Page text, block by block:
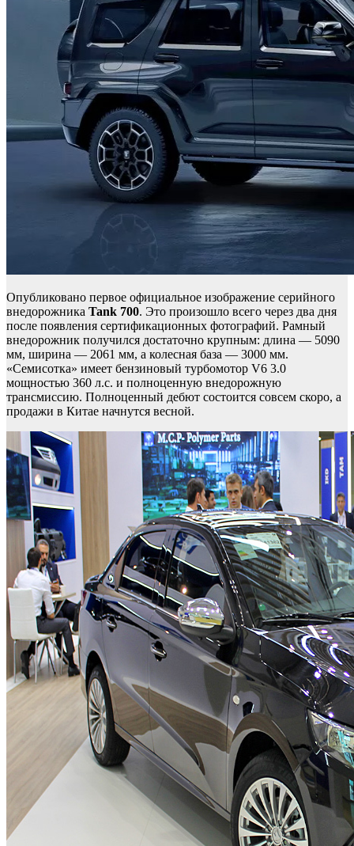
Опубликовано первое официальное изображение серийного
внедорожника Tank 700. Это произошло всего через два дня
после появления сертификационных фотографий. Рамный
внедорожник получился достаточно крупным: длина — 5090
мм, ширина — 2061 мм, а колесная база — 3000 мм.
«Семисотка» имеет бензиновый турбомотор V6 3.0
мощностью 360 л.с. и полноценную внедорожную
трансмиссию. Полноценный дебют состоится совсем скоро, а
продажи в Китае начнутся весной.